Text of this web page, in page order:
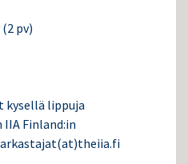
pv)
kysellä lippuja
IIA Finland:in